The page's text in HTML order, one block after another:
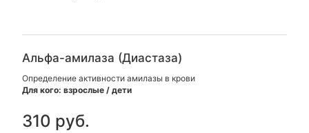
Альфа-амилаза (Диастаза)
Определение активности амилазы в крови
Для кого: взрослые / дети
310 руб.